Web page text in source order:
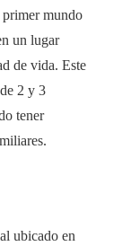
mundo
un lugar
de vida. Este
2 y 3
tener
ubicado en